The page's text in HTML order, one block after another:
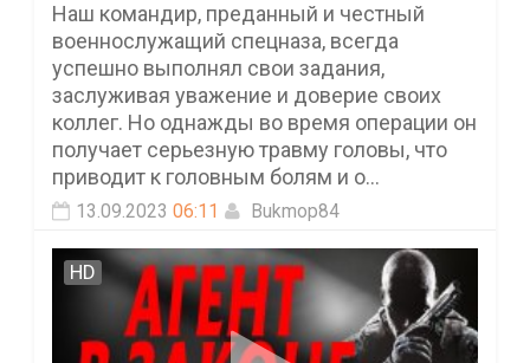
Наш командир, преданный и честный
военнослужащий спецназа, всегда
успешно выполнял свои задания,
заслуживая уважение и доверие своих
коллег. Но однажды во время операции он
получает серьезную травму головы, что
приводит к головным болям и о...
13.09.2023 06:11 Bukmop84
HD